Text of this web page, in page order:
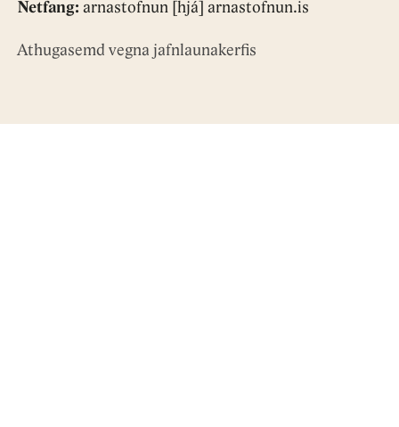
Netfang: arnastofnun [hjá] arnastofnun.is
Athugasemd vegna jafnlaunakerfis